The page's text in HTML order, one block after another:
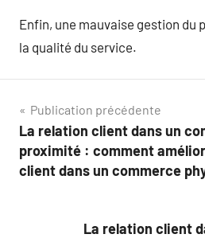
Enfin, une mauvaise gestion du
la qualité du service.
Navigation
de
l’article
Publication précédente
La relation client dans un
proximité : comment
client dans un commerce
La relation client